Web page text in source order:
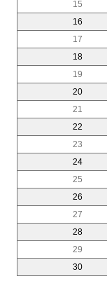
15
16
17
18
19
20
21
22
23
24
25
26
27
28
29
30